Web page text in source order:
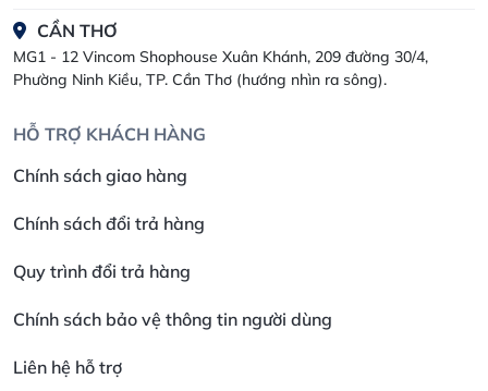
CẦN THƠ
MG1 - 12 Vincom Shophouse Xuân Khánh, 209 đường 30/4,
Phường Ninh Kiều, TP. Cần Thơ (hướng nhìn ra sông).
HỖ TRỢ KHÁCH HÀNG
Chính sách giao hàng
Chính sách đổi trả hàng
Quy trình đổi trả hàng
Chính sách bảo vệ thông tin người dùng
Liên hệ hỗ trợ